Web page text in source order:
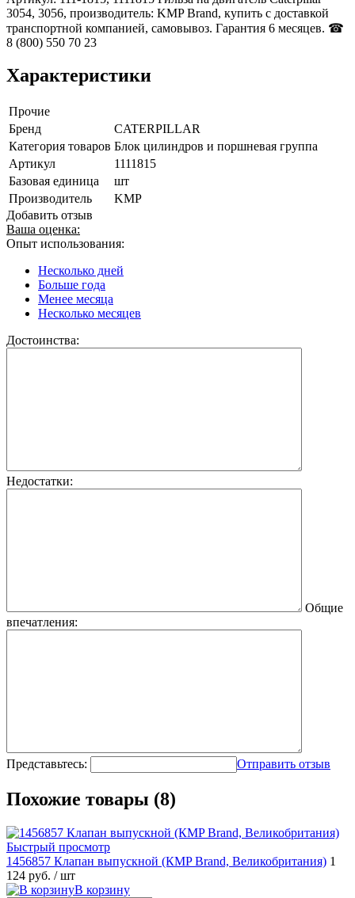
3054, 3056, производитель: KMP Brand, купить с доставкой
транспортной компанией, самовывоз. Гарантия 6 месяцев. ☎
8 (800) 550 70 23
Характеристики
Прочие
Бренд
CATERPILLAR
Категория товаров Блок цилиндров и поршневая группа
Артикул
1111815
Базовая единица
шт
Производитель
KMP
Добавить отзыв
Ваша оценка:
Опыт использования:
Несколько дней
Больше года
Менее месяца
Несколько месяцев
Достоинства:
Недостатки:
Общие
впечатления:
Представьтесь: Отправить отзыв
Похожие товары (8)
Быстрый просмотр
1456857 Клапан выпускной (КMP Brand, Великобритания) 1
124 руб. / шт
В корзину